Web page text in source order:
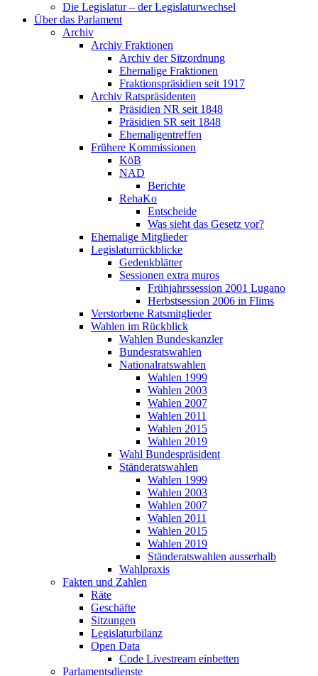
Die Legislatur – der Legislaturwechsel
Über das Parlament
Archiv
Archiv Fraktionen
Archiv der Sitzordnung
Ehemalige Fraktionen
Fraktionspräsidien seit 1917
Archiv Ratspräsidenten
Präsidien NR seit 1848
Präsidien SR seit 1848
Ehemaligentreffen
Frühere Kommissionen
KöB
NAD
Berichte
RehaKo
Entscheide
Was sieht das Gesetz vor?
Ehemalige Mitglieder
Legislaturrückblicke
Gedenkblätter
Sessionen extra muros
Frühjahrssession 2001 Lugano
Herbstsession 2006 in Flims
Verstorbene Ratsmitglieder
Wahlen im Rückblick
Wahlen Bundeskanzler
Bundesratswahlen
Nationalratswahlen
Wahlen 1999
Wahlen 2003
Wahlen 2007
Wahlen 2011
Wahlen 2015
Wahlen 2019
Wahl Bundespräsident
Ständeratswahlen
Wahlen 1999
Wahlen 2003
Wahlen 2007
Wahlen 2011
Wahlen 2015
Wahlen 2019
Ständeratswahlen ausserhalb
Wahlpraxis
Fakten und Zahlen
Räte
Geschäfte
Sitzungen
Legislaturbilanz
Open Data
Code Livestream einbetten
Parlamentsdienste